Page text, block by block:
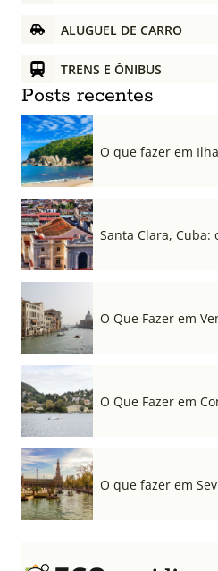
ALUGUEL DE CARRO
TRENS E ÔNIBUS
Posts recentes
O que fazer em
Santa Clara, Cuba:
O Que Fazer em
O Que Fazer em
O que fazer em